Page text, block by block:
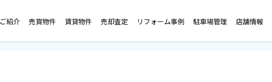
紹介 売買物件 賃貸物件 売却査定 リフォーム事例 駐車場管理 店舗情報